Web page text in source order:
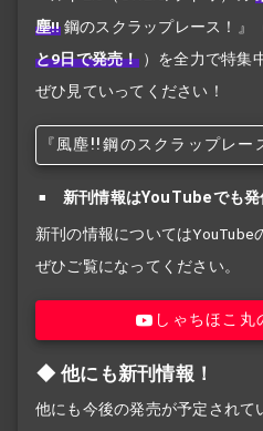
塵!! 鋼のスクラップレース！』
と9日で発売！ ）を全力で特集
ぜひ見ていってください！
『風塵!! 鋼のスクラップレー
新刊情報はYouTubeでも発
新刊の情報についてはYouTube
ぜひご覧になってください。
しゃちほこ
他にも新刊情報！
他にも今後の発売が予定されて